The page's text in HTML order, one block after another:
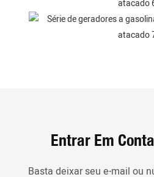
Entrar Em
Basta deixar seu e-mail ou